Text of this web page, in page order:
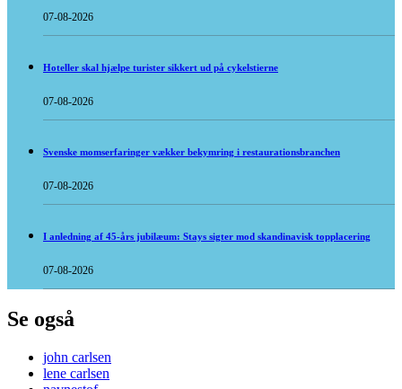
07-08-2026
Hoteller skal hjælpe turister sikkert ud på cykelstierne
07-08-2026
Svenske momserfaringer vækker bekymring i restaurationsbranchen
07-08-2026
I anledning af 45-års jubilæum: Stays sigter mod skandinavisk topplacering
07-08-2026
Se også
john carlsen
lene carlsen